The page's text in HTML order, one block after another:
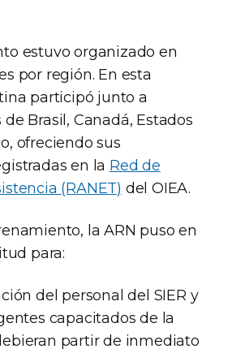
estuvo organizado en
por región. En esta
participó junto a
Brasil, Canadá, Estados
ofreciendo sus
en la Red de
(RANET) del OIEA.
la ARN puso en
para:
del personal del SIER y
capacitados de la
partir de inmediato